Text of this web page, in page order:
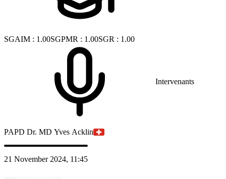
SGAIM : 1.00SGPMR : 1.00SGR : 1.00
Intervenants
PAPD Dr. MD Yves Acklin
21 November 2024, 11:45